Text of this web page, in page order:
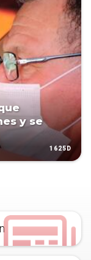
y se
1625D